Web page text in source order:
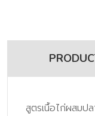
สูตรเนื้อไก่ผสมป